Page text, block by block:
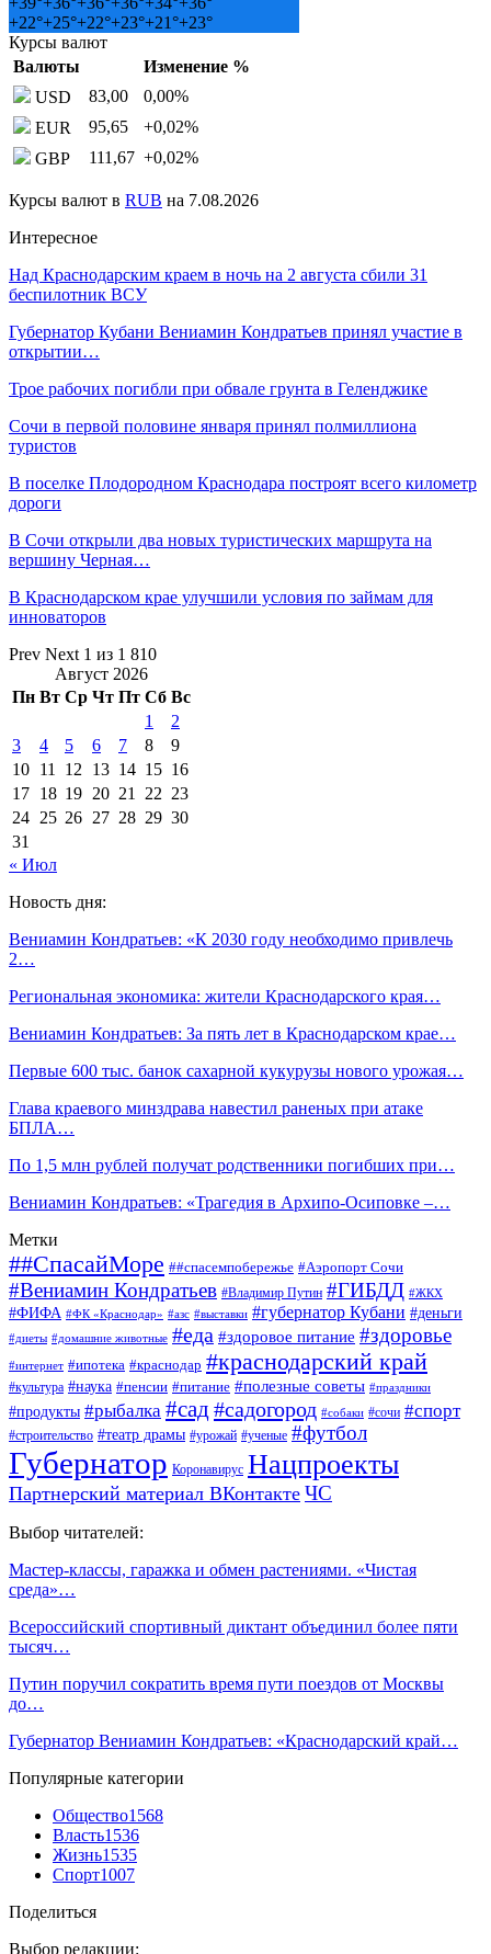
+22°+25°+22°+23°+21°+23°
Курсы валют
Валюты
Изменение %
USD
83,00 0,00%
EUR
95,65 +0,02%
GBP
111,67 +0,02%
Курсы валют в RUB на 7.08.2026
Интересное
Над Краснодарским краем в ночь на 2 августа сбили 31
беспилотник ВСУ
Губернатор Кубани Вениамин Кондратьев принял участие в
открытии…
Трое рабочих погибли при обвале грунта в Геленджике
Сочи в первой половине января принял полмиллиона
туристов
В поселке Плодородном Краснодара построят всего километр
дороги
В Сочи открыли два новых туристических маршрута на
вершину Черная…
В Краснодарском крае улучшили условия по займам для
инноваторов
Prev Next 1 из 1 810
Август 2026
Пн Вт Ср Чт Пт Сб Вс
1
2
3
4 5 6 7 8
9
10 11 12 13 14 15 16
17 18 19 20 21 22 23
24 25 26 27 28 29 30
31
« Июл
Новость дня:
Вениамин Кондратьев: «К 2030 году необходимо привлечь
2…
Региональная экономика: жители Краснодарского края…
Вениамин Кондратьев: За пять лет в Краснодарском крае…
Первые 600 тыс. банок сахарной кукурузы нового урожая…
Глава краевого минздрава навестил раненых при атаке
БПЛА…
По 1,5 млн рублей получат родственники погибших при…
Вениамин Кондратьев: «Трагедия в Архипо-Осиповке –…
Метки
##СпасайМоре ##спасемпобережье #Аэропорт Сочи
#Вениамин Кондратьев #Владимир Путин #ГИБДД #ЖКХ
#ФИФА #ФК «Краснодар» #азс #выставки #губернатор Кубани #деньги
#диеты #домашние животные #еда #здоровое питание #здоровье
#интернет #ипотека #краснодар #краснодарский край
#культура #наука #пенсии #питание #полезные советы #праздники
#продукты #рыбалка #сад #садогород #собаки #сочи #спорт
#строительство #театр драмы #урожай #ученые #футбол
Губернатор Коронавирус Нацпроекты
Партнерский материал ВКонтакте ЧС
Выбор читателей:
Мастер-классы, гаражка и обмен растениями. «Чистая
среда»…
Всероссийский спортивный диктант объединил более пяти
тысяч…
Путин поручил сократить время пути поездов от Москвы
до…
Губернатор Вениамин Кондратьев: «Краснодарский край…
Популярные категории
Общество1568
Власть1536
Жизнь1535
Спорт1007
Поделиться
Выбор редакции: